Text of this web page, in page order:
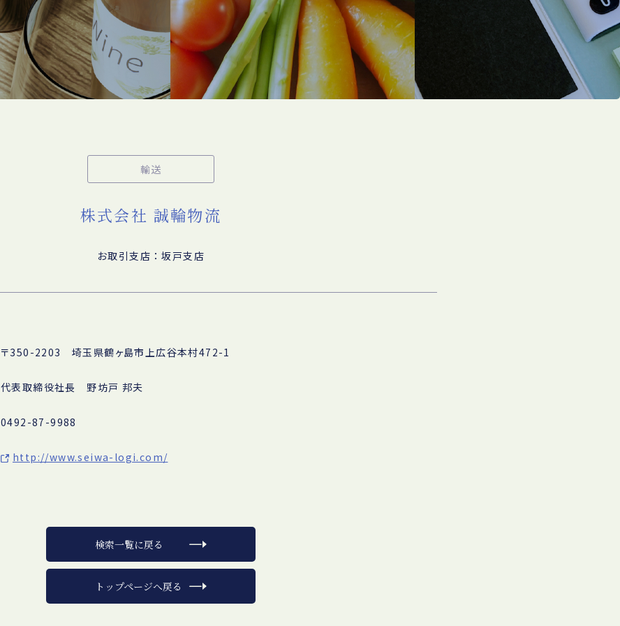
輸送
株式会社 誠輪物流
お取引支店：坂戸支店
〒350-2203 埼玉県鶴ヶ島市上広谷本村472-1
代表取締役社長 野坊戸 邦夫
0492-87-9988
http://www.seiwa-logi.com/
検索一覧に戻る
トップページへ戻る